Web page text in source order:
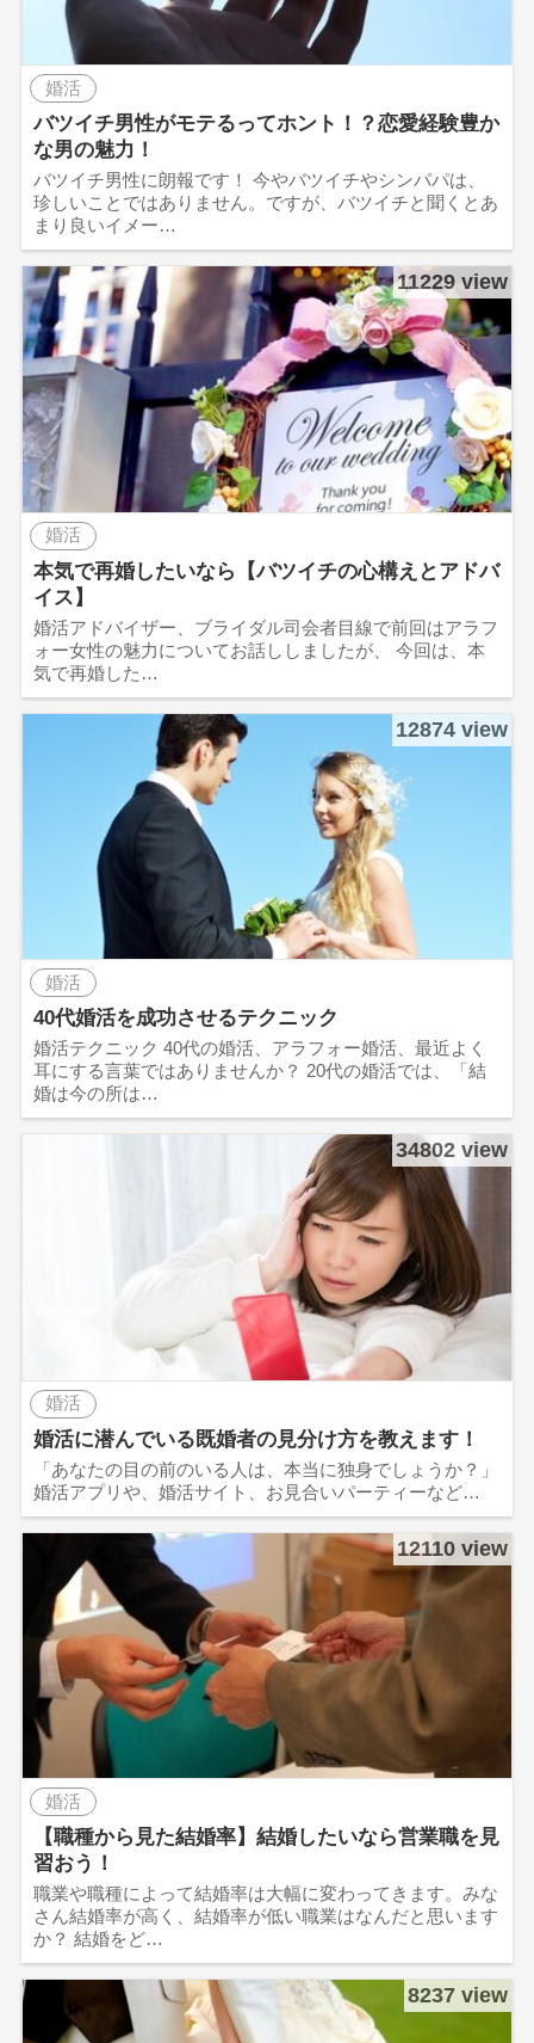
婚活
バツイチ男性がモテるってホント！？恋愛経験豊か
な男の魅力！
バツイチ男性に朗報です！ 今やバツイチやシンパパは、
珍しいことではありません。ですが、バツイチと聞くとあ
まり良いイメー…
11229 view
婚活
本気で再婚したいなら【バツイチの心構えとアドバ
イス】
婚活アドバイザー、ブライダル司会者目線で前回はアラフ
ォー女性の魅力についてお話ししましたが、 今回は、本
気で再婚した…
12874 view
婚活
40代婚活を成功させるテクニック
婚活テクニック 40代の婚活、アラフォー婚活、最近よく
耳にする言葉ではありませんか？ 20代の婚活では、「結
婚は今の所は…
34802 view
婚活
婚活に潜んでいる既婚者の見分け方を教えます！
「あなたの目の前のいる人は、本当に独身でしょうか？」
婚活アプリや、婚活サイト、お見合いパーティーなど…
12110 view
婚活
【職種から見た結婚率】結婚したいなら営業職を見
習おう！
職業や職種によって結婚率は大幅に変わってきます。みな
さん結婚率が高く、結婚率が低い職業はなんだと思います
か？ 結婚をど…
8237 view